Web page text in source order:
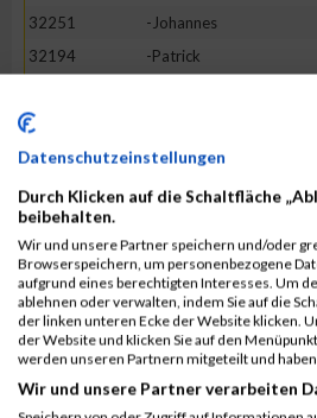
32251
-Johannes
32194
-Patrick
32214
32187
Simon
32098
-Martin
32174
32205
Gunnar
32137
-Ignacio
32157
Florian
32109
-Ajan
32228
Richard
Datenschutzeinstellungen
Durch Klicken auf die Schaltfläche
beibehalten.
Wir und unsere Partner speichern und/oder
Browserspeichern, um personenbezogene
aufgrund eines berechtigten Interesses. Um
ablehnen oder verwalten, indem Sie auf die
der linken unteren Ecke der Website klicken.
der Website und klicken Sie auf den
werden unseren Partnern mitgeteilt und
Wir und unsere Partner verarbeiten